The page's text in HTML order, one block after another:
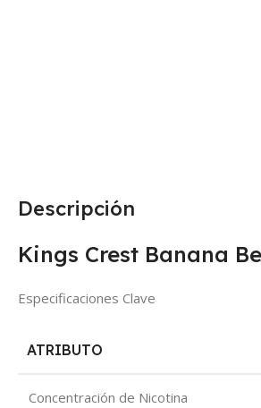
Descripción
Kings Crest Banana
Especificaciones Clave
ATRIBUTO
Concentración de Nicotina